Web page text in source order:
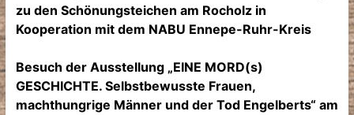
zu den Schönungsteichen am Rocholz in
Kooperation mit dem NABU Ennepe-Ruhr-Kreis
Besuch der Ausstellung „EINE MORD(s)
GESCHICHTE. Selbstbewusste Frauen,
machthungrige Männer und der Tod Engelberts“ am